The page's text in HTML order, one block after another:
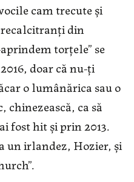
cam trecute și
din
torțele” se
doar că nu-ți
o lumânărica sau o
chinezească, ca să
fost hit și prin 2013.
un irlandez, Hozier, și